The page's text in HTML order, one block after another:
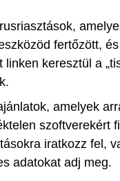
fertőzött,
linken keresztül a
amelyek
szoftverekért
iratkozz fel,
adatokat adj meg.